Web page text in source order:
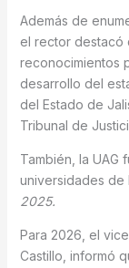
Además de
el rector destacó
reconocimientos
desarrollo del
del Estado de
Tribunal de
También, la UAG
universidades de
2025.
Para 2026, el
Castillo, informó